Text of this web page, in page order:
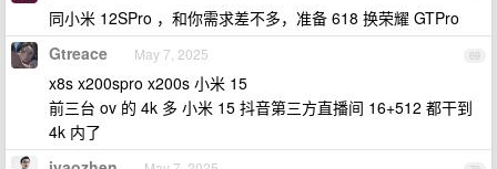
同小米 12SPro ，和你需求差不多，准备 618 换荣耀 GTPro
69
Gtreace May 7, 2025
x8s x200spro x200s 小米 15
前三台 ov 的 4k 多 小米 15 抖音第三方直播间 16+512 都干到
4k 内了